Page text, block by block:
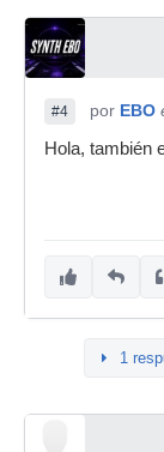
#4 por EBO
Hola, también
1